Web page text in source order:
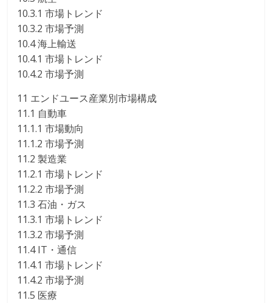
10.3.1 市場トレンド
10.3.2 市場予測
10.4 海上輸送
10.4.1 市場トレンド
10.4.2 市場予測
11 エンドユース産業別市場構成
11.1 自動車
11.1.1 市場動向
11.1.2 市場予測
11.2 製造業
11.2.1 市場トレンド
11.2.2 市場予測
11.3 石油・ガス
11.3.1 市場トレンド
11.3.2 市場予測
11.4 IT・通信
11.4.1 市場トレンド
11.4.2 市場予測
11.5 医療